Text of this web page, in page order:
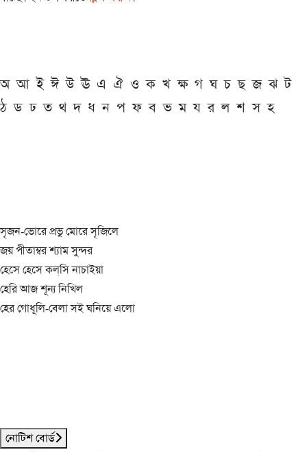
অ আ ই ঈ উ ঊ এ ঐ ও ক খ ক্ষ গ ঘ চ ছ জ ঝ ট
ঠ ড ঢ ত থ দ ধ ন প ফ ব ভ ম য র ল শ স হ
সৃজন-ভোরে প্রভু মোরে সৃজিলে
জয় পীতাম্বর শ্যাম সুন্দর
হেসে হেসে কল্‌সি নাচাইয়া
হেরি আজ শূন্য নিখিল
হের গোধূলি-বেলা সই ঘনিয়ে এলো
নোটিশ বোর্ড